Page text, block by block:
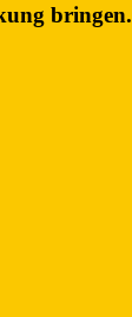
bringen.